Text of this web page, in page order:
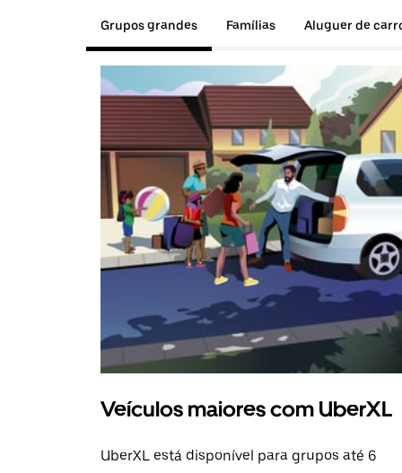
Grupos grandes Famílias Aluguer de
Veículos maiores com UberXL
UberXL está disponível para grupos até 6